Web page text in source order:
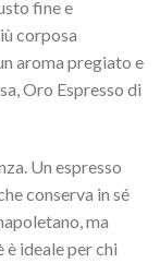
fine e
corposa
aroma pregiato e
Oro Espresso di
Un espresso
conserva in sé
ma
ideale per chi